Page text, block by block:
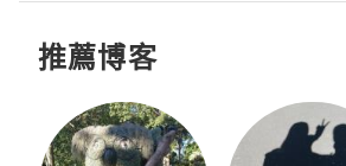
推薦博客